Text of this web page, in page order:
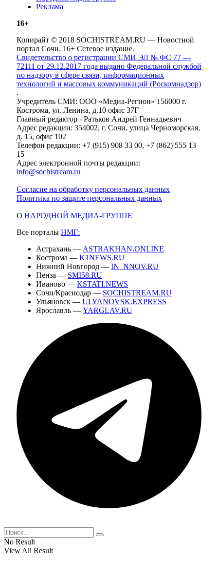
Реклама
16+
Копирайт © 2018 SOCHISTREAM.RU — Новостной
портал Сочи. 16+ Сетевое издание.
Свидетельство о регистрации СМИ ЭЛ № ФС 77 —
72111 от 29.12.2017 года выдано Федеральной службой
по надзору в сфере связи, информационных
технологий и массовых коммуникаций (Роскомнадзор)
.
Учредитель СМИ: ООО «Медиа-Регион» 156000 г.
Кострома, ул. Ленина, д.10 офис 37Г
Главный редактор - Ратьков Андрей Геннадьевич
Адрес редакции: 354002, г. Сочи, улица Черноморская,
д. 15, офис 102
Телефон редакции: +7 (915) 908 33 00, +7 (862) 555 13
15
Адрес электронной почты редакции:
info@sochistream.ru
Согласие на обработку персональных данных
Политика по защите персональных данных
О НАРОДНОЙ МЕДИА-ГРУППЕ
Все порталы НМГ:
Астрахань — ASTRAKHAN.ONLINE
Кострома — K1NEWS.RU
Нижний Новгород — IN_NNOV.RU
Пенза — SMI58.RU
Иваново — KSTATI.NEWS
Сочи/Краснодар — SOCHISTREAM.RU
Ульяновск — ULYANOVSK.EXPRESS
Ярославль — YARGLAV.RU
No Result
View All Result